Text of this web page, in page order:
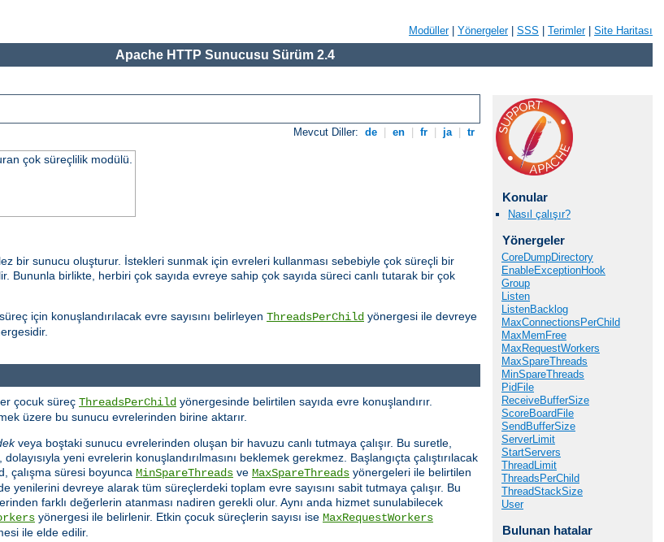
Modüller| Yönergeler| SSS Terimler| Site Haritası
Apache HTTP Sunucusu Sürüm 2.4
Mevcut Diller: de en fr ja tr
çok süreçlilik modülü.
bir sunucu oluşturur. İstekleri sunmak için evreleri kullanması sebebiyle çok süreçli bir
birlikte, herbiri çok sayıda evreye sahip çok sayıda süreci canlı tutarak bir çok
için konuşlandırılacak evre sayısını belirleyen ThreadsPerChild yönergesi ile devreye
Konular
Nasıl çalışır?
Yönergeler
CoreDumpDirectory
EnableExceptionHook
Group
Listen
ListenBacklog
MaxConnectionsPerChild
MaxMemFree
MaxRequestWorkers
MaxSpareThreads
MinSpareThreads
PidFile
ReceiveBufferSize
ScoreBoardFile
SendBufferSize
ServerLimit
StartServers
ThreadLimit
ThreadsPerChild
ThreadStackSize
User
Bulunan hatalar
çocuk süreç ThreadsPerChild yönergesinde belirtilen sayıda evre konuşlandırır.
üzere bu sunucu evrelerinden birine aktarır.
veya boştaki sunucu evrelerinden oluşan bir havuzu canlı tutmaya çalışır. Bu suretle,
yeni evrelerin konuşlandırılmasını beklemek gerekmez. Başlangıçta çalıştırılacak
çalışma süresi boyunca MinSpareThreads ve MaxSpareThreads yönergeleri ile belirtilen
devreye alarak tüm süreçlerdeki toplam evre sayısını sabit tutmaya çalışır. Bu
farklı değerlerin atanması nadiren gerekli olur. Aynı anda hizmet sunulabilecek
yönergesi ile belirlenir. Etkin çocuk süreçlerin sayısı ise MaxRequestWorkers
ile elde edilir.